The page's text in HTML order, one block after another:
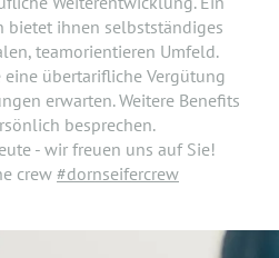
bietet ihnen selbstständiges
teamorientieren Umfeld.
übertarifliche Vergütung
erwarten. Weitere Benefits
besprechen.
- wir freuen uns auf Sie!
crew #dornseifercrew